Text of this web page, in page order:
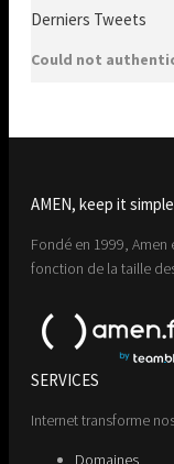
Derniers Tweets
Could not
AMEN, keep it
Fondé en 1999,
fonction de la taille
SERVICES
Internet transforme